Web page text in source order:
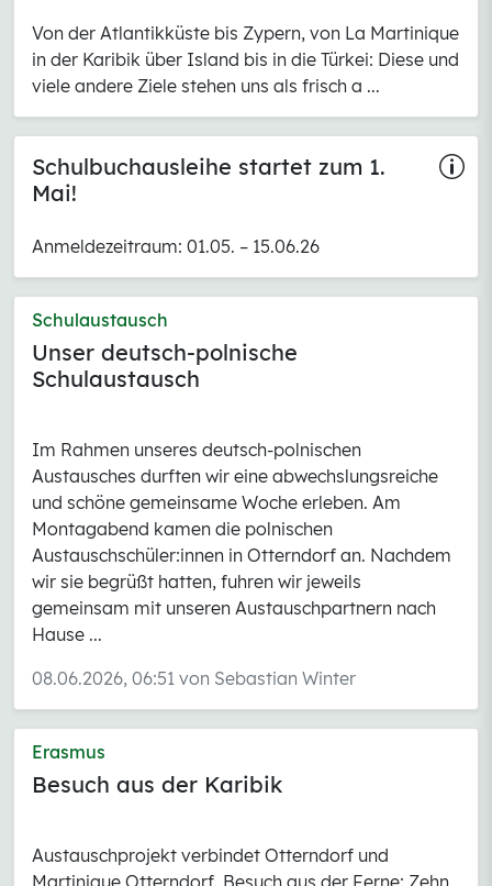
Von der Atlantikküste bis Zypern, von La Martinique
in der Karibik über Island bis in die Türkei: Diese und
viele andere Ziele stehen uns als frisch a ...
Schulbuchausleihe startet zum 1.
Mai!
Anmeldezeitraum: 01.05. – 15.06.26
Schulaustausch
Unser deutsch-polnische
Schulaustausch
Im Rahmen unseres deutsch-polnischen
Austausches durften wir eine abwechslungsreiche
und schöne gemeinsame Woche erleben. Am
Montagabend kamen die polnischen
Austauschschüler:innen in Otterndorf an. Nachdem
wir sie begrüßt hatten, fuhren wir jeweils
gemeinsam mit unseren Austauschpartnern nach
Hause ...
08.06.2026, 06:51 von Sebastian Winter
Erasmus
Besuch aus der Karibik
Austauschprojekt verbindet Otterndorf und
Martinique Otterndorf. Besuch aus der Ferne: Zehn